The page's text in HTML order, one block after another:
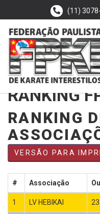
(11)
RANKING
RANKING
VERSÃO PARA
# Associação
1 LV HEBIKAI